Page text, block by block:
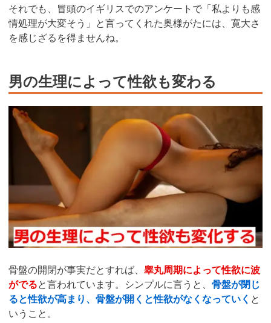
それでも、冒頭のイギリスでのアンケートで「私よりも感
情処理が大変そう」と言ってくれた奥様がたには、寛大さ
を感じざるを得ませんね。
男の生理によって性欲も変わる
骨盤の開閉が事実だとすれば、 睾丸周期によって性欲に波
がでると言われています。シンプルに言うと、 骨盤が閉じ
ると性欲が高まり、骨盤が開くと性欲がなくなっていく と
いうこと。